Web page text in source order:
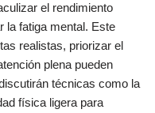
el rendimiento
la fatiga mental. Este
realistas, priorizar el
plena pueden
técnicas como la
física ligera para